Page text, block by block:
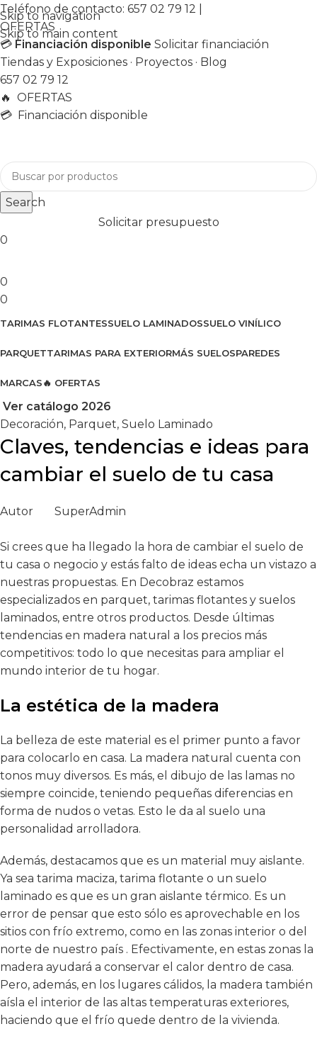
Skip to navigation
Skip to main content
Teléfono de contacto: 657 02 79 12
OFERTAS
💳 Financiación disponible Solicitar financiación
Tiendas y Exposiciones · Proyectos · Blog
657 02 79 12
🔥 OFERTAS
💳 Financiación disponible
Search
Solicitar presupuesto
0
0
0
TARIMAS FLOTANTESSUELO LAMINADOSSUELO VINÍLICO
PARQUETTARIMAS PARA EXTERIORMÁS SUELOSPAREDES
MARCAS🔥 OFERTAS
Ver catálogo 2026
Decoración, Parquet, Suelo Laminado
Claves, tendencias e ideas para
cambiar el suelo de tu casa
Autor SuperAdmin
Si crees que ha llegado la hora de cambiar el suelo de
tu casa o negocio y estás falto de ideas echa un vistazo a
nuestras propuestas. En Decobraz estamos
especializados en parquet, tarimas flotantes y suelos
laminados, entre otros productos. Desde últimas
tendencias en madera natural a los precios más
competitivos: todo lo que necesitas para ampliar el
mundo interior de tu hogar.
La estética de la madera
La belleza de este material es el primer punto a favor
para colocarlo en casa. La madera natural cuenta con
tonos muy diversos. Es más, el dibujo de las lamas no
siempre coincide, teniendo pequeñas diferencias en
forma de nudos o vetas. Esto le da al suelo una
personalidad arrolladora.
Además, destacamos que es un material muy aislante.
Ya sea tarima maciza, tarima flotante o un suelo
laminado es que es un gran aislante térmico. Es un
error de pensar que esto sólo es aprovechable en los
sitios con frío extremo, como en las zonas interior o del
norte de nuestro país . Efectivamente, en estas zonas la
madera ayudará a conservar el calor dentro de casa.
Pero, además, en los lugares cálidos, la madera también
aísla el interior de las altas temperaturas exteriores,
haciendo que el frío quede dentro de la vivienda.